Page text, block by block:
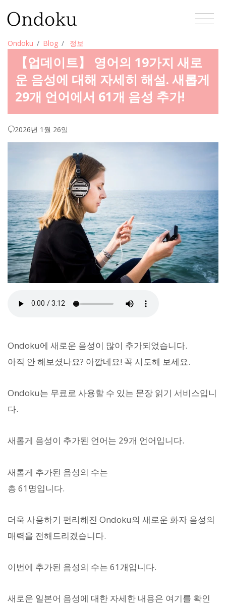
Ondoku Blog 정보
【업데이트】 영어의 19가지 새로
운 음성에 대해 자세히 해설. 새롭게
29개 언어에서 61개 음성 추가!
2026년 1월 26일
Ondoku에 새로운 음성이 많이 추가되었습니다.
아직 안 해보셨나요? 아깝네요! 꼭 시도해 보세요.
Ondoku는 무료로 사용할 수 있는 문장 읽기 서비스입니
다.
새롭게 음성이 추가된 언어는 29개 언어입니다.
새롭게 추가된 음성의 수는
총 61명입니다.
더욱 사용하기 편리해진 Ondoku의 새로운 화자 음성의
매력을 전해드리겠습니다.
이번에 추가된 음성의 수는 61개입니다.
새로운 일본어 음성에 대한 자세한 내용은 여기를 확인